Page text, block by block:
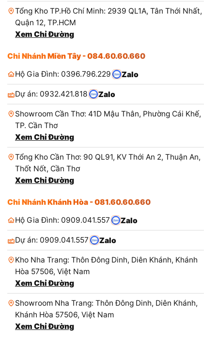
Tổng Kho TP.Hồ Chí Minh: 2939 QL1A, Tân Thới Nhất,
Quận 12, TP.HCM
Xem Chỉ Đường
Chi Nhánh Miền Tây - 084.60.60.660
Hộ Gia Đình: 0396.796.229
Zalo
Dự án: 0932.421.818 Zalo
Showroom Cần Thơ: 41D Mậu Thân, Phường Cái Khế,
TP. Cần Thơ
Xem Chỉ Đường
Tổng Kho Cần Thơ: 90 QL91, KV Thới An 2, Thuận An,
Thốt Nốt, Cần Thơ
Xem Chỉ Đường
Chi Nhánh Khánh Hòa - 081.60.60.660
Hộ Gia Đình: 0909.041.557
Zalo
Dự án: 0909.041.557 Zalo
Kho Nha Trang: Thôn Đông Dinh, Diên Khánh, Khánh
Hòa 57506, Việt Nam
Xem Chỉ Đường
Showroom Nha Trang: Thôn Đông Dinh, Diên Khánh,
Khánh Hòa 57506, Việt Nam
Xem Chỉ Đường